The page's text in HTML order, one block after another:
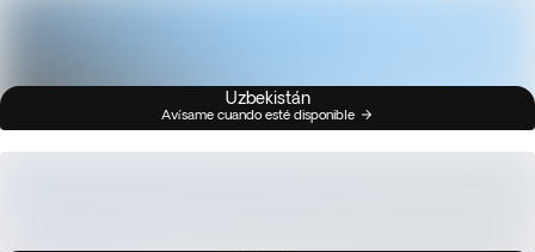
Uzbekistán
Avísame cuando esté disponible